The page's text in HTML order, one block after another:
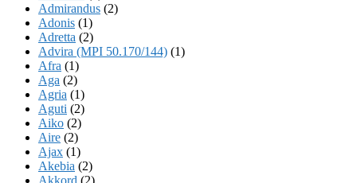
Admirandus (2)
Adonis (1)
Adretta (2)
Advira (MPI 50.170/144) (1)
Afra (1)
Aga (2)
Agria (1)
Aguti (2)
Aiko (2)
Aire (2)
Ajax (1)
Akebia (2)
Akkord (2)